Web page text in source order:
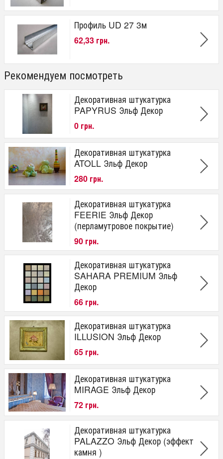
Профиль UD 27 3м
62,33 грн.
Рекомендуем посмотреть
Декоративная штукатурка
PAPYRUS Эльф Декор
0 грн.
Декоративная штукатурка
ATOLL Эльф Декор
280 грн.
Декоративная штукатурка
FEERIE Эльф Декор
(перламутровое покрытие)
90 грн.
Декоративная штукатурка
SAHARA PREMIUM Эльф
Декор
66 грн.
Декоративная штукатурка
ILLUSION Эльф Декор
65 грн.
Декоративная штукатурка
MIRAGE Эльф Декор
72 грн.
Декоративная штукатурка
PALAZZO Эльф Декор (эффект
камня )